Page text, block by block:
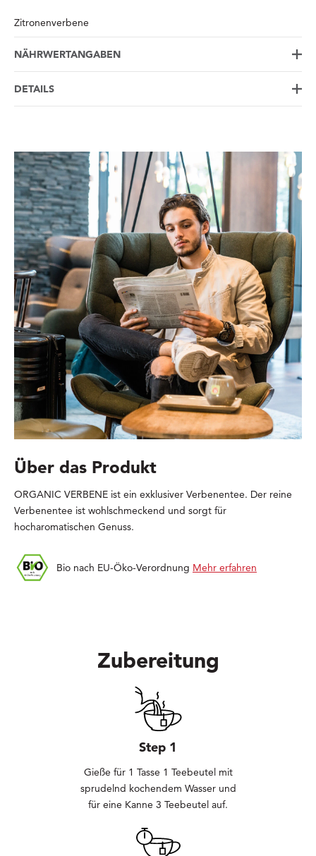
Zitronenverbene
NÄHRWERTANGABEN
DETAILS
Über das Produkt
ORGANIC VERBENE ist ein exklusiver Verbenentee. Der reine
Verbenentee ist wohlschmeckend und sorgt für
hocharomatischen Genuss.
Bio nach EU-Öko-Verordnung Mehr erfahren
Zubereitung
Step 1
Gieße für 1 Tasse 1 Teebeutel mit
sprudelnd kochendem Wasser und
für eine Kanne 3 Teebeutel auf.